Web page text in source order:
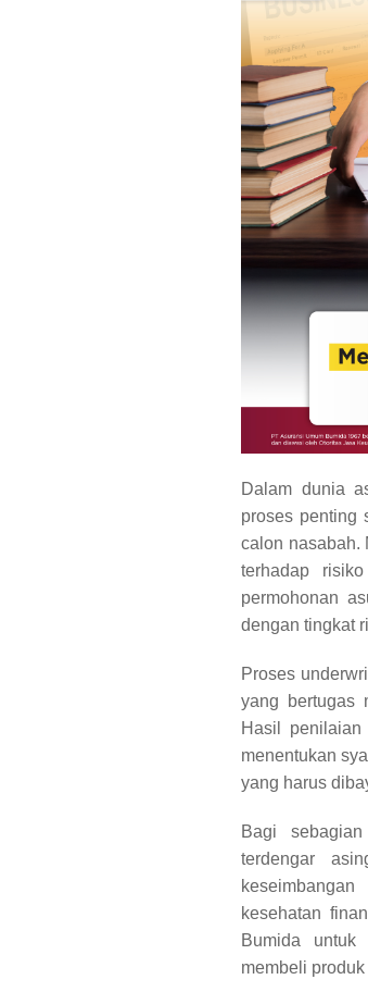
Dalam dunia
proses penting
calon nasabah.
terhadap
permohonan
dengan tingkat
Proses
yang bertugas
Hasil
menentukan
yang harus
Bagi
terdengar
kesehatan
Bumida untuk
membeli